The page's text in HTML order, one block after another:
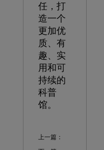
任，打
造一个
更加优
质、有
趣、实
用和可
持续的
科普
馆。
上一篇：